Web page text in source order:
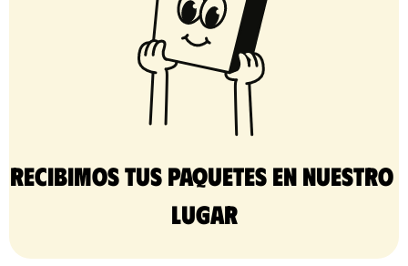
Recibimos tus paquetes en nuestro
lugar